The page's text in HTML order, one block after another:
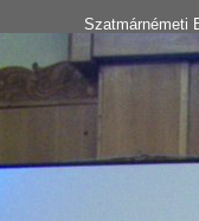
Szatmárnémeti